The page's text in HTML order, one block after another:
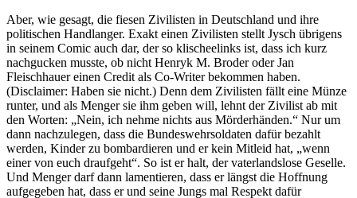
Aber, wie gesagt, die fiesen Zivilisten in Deutschland und ihre
politischen Handlanger. Exakt einen Zivilisten stellt Jysch übrigens
in seinem Comic auch dar, der so klischeelinks ist, dass ich kurz
nachgucken musste, ob nicht Henryk M. Broder oder Jan
Fleischhauer einen Credit als Co-Writer bekommen haben.
(Disclaimer: Haben sie nicht.) Denn dem Zivilisten fällt eine Münze
runter, und als Menger sie ihm geben will, lehnt der Zivilist ab mit
den Worten: „Nein, ich nehme nichts aus Mörderhänden.“ Nur um
dann nachzulegen, dass die Bundeswehrsoldaten dafür bezahlt
werden, Kinder zu bombardieren und er kein Mitleid hat, „wenn
einer von euch draufgeht“. So ist er halt, der vaterlandslose Geselle.
Und Menger darf dann lamentieren, dass er längst die Hoffnung
aufgegeben hat, dass er und seine Jungs mal Respekt dafür